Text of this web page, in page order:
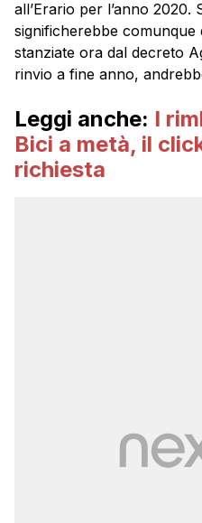
all’Erario per l’anno
significherebbe
stanziate ora dal decreto
rinvio a fine anno,
Leggi anche: I
Bici a metà, il
richiesta